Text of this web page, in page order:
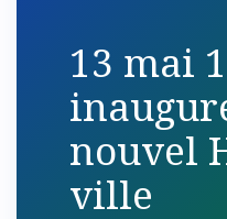
13 mai
nouvel
ville